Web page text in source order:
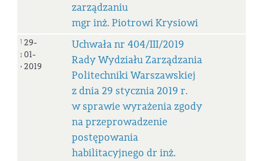
zarządzaniu
mgr inż. Piotrowi Krysiowi
Uchwała
nr
404/III/2019
29-
01-
2019
Uchwała nr 404/III/2019
Rady Wydziału Zarządzania
Politechniki Warszawskiej
z dnia 29 stycznia 2019 r.
w sprawie wyrażenia zgody
na przeprowadzenie
postępowania
habilitacyjnego dr inż.